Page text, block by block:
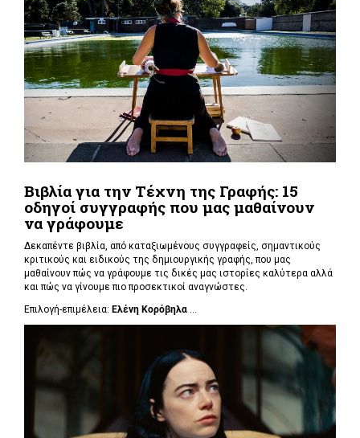
Βιβλία για την Τέχνη της Γραφής: 15
οδηγοί συγγραφής που μας μαθαίνουν
να γράφουμε
Δεκαπέντε βιβλία, από καταξιωμένους συγγραφείς, σημαντικούς
κριτικούς και ειδικούς της δημιουργικής γραφής, που μας
μαθαίνουν πώς να γράφουμε τις δικές μας ιστορίες καλύτερα αλλά
και πώς να γίνουμε πιο προσεκτικοί αναγνώστες.
Επιλογή-επιμέλεια: Ελένη Κορόβηλα